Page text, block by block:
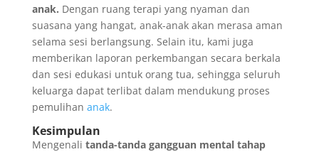
anak. Dengan ruang terapi yang nyaman dan
suasana yang hangat, anak-anak akan merasa aman
selama sesi berlangsung. Selain itu, kami juga
memberikan laporan perkembangan secara berkala
dan sesi edukasi untuk orang tua, sehingga seluruh
keluarga dapat terlibat dalam mendukung proses
pemulihan anak.
Kesimpulan
Mengenali tanda-tanda gangguan mental tahap